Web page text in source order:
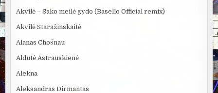
Akvilė – Sako meilė gydo (Bäsello Official remix)
Akvilė Staražinskaitė
Alanas Chošnau
Aldutė Astrauskienė
Alekna
Aleksandras Dirmantas